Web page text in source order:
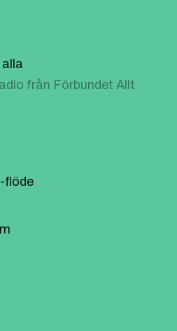
alla
från Förbundet Allt
flöde